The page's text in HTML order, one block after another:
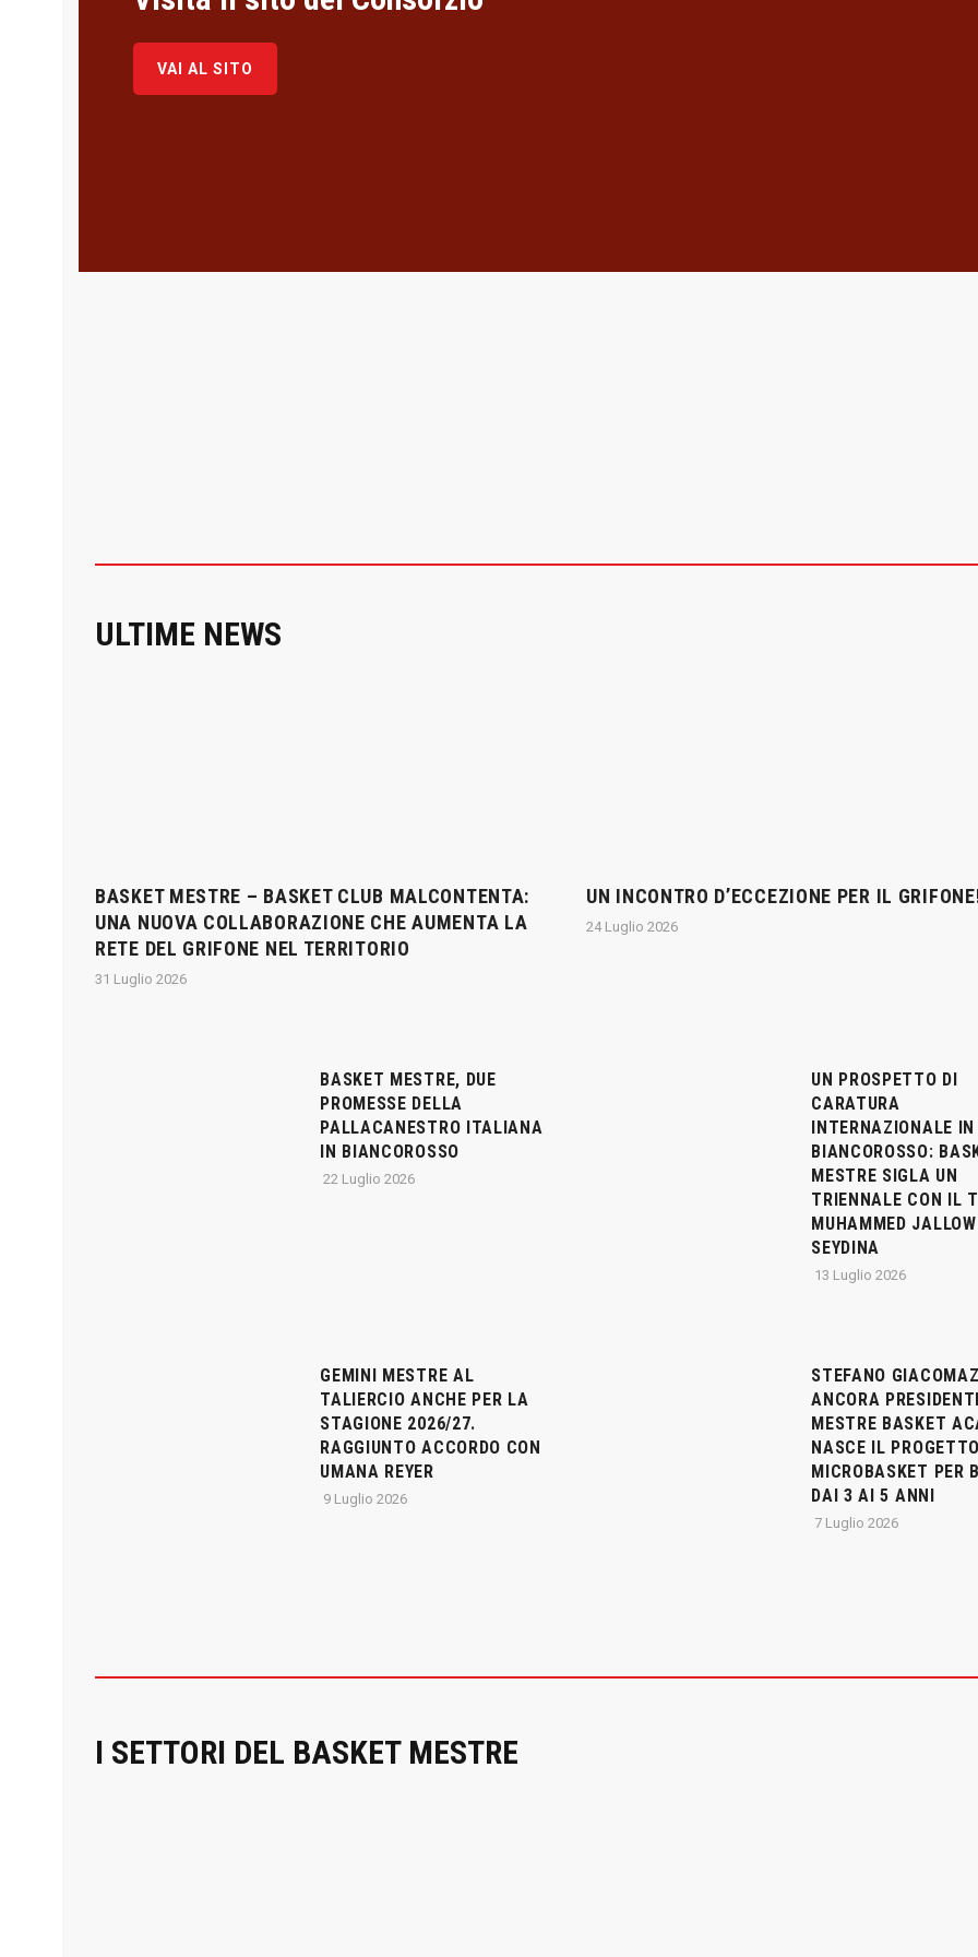
VAI AL SITO
ULTIME NEWS
BASKET MESTRE – BASKET CLUB MALCONTENTA:
UNA NUOVA COLLABORAZIONE CHE AUMENTA LA
RETE DEL GRIFONE NEL TERRITORIO
31 Luglio 2026
UN INCONTRO D’ECCEZIONE PER IL
24 Luglio 2026
BASKET MESTRE, DUE
PROMESSE DELLA
PALLACANESTRO ITALIANA
IN BIANCOROSSO
22 Luglio 2026
UN PROSPETTO DI
CARATURA
INTERNAZIONALE IN
BIANCOROSSO:
MESTRE SIGLA UN
TRIENNALE CON IL
MUHAMMED JALLOW
SEYDINA
13 Luglio 2026
GEMINI MESTRE AL
TALIERCIO ANCHE PER LA
STAGIONE 2026/27.
RAGGIUNTO ACCORDO CON
UMANA REYER
9 Luglio 2026
STEFANO
ANCORA
MESTRE BASKET
NASCE IL
MICROBASKET PER
DAI 3 AI 5 ANNI
7 Luglio 2026
I SETTORI DEL BASKET MESTRE